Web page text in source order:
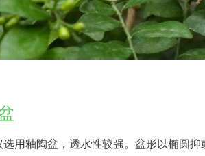
选用釉陶盆，透水性较强。盆形以椭圆抑